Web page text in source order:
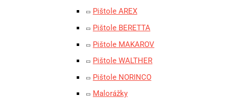
Pištole AREX
Pištole BERETTA
Pištole MAKAROV
Pištole WALTHER
Pištole NORINCO
Malorážky